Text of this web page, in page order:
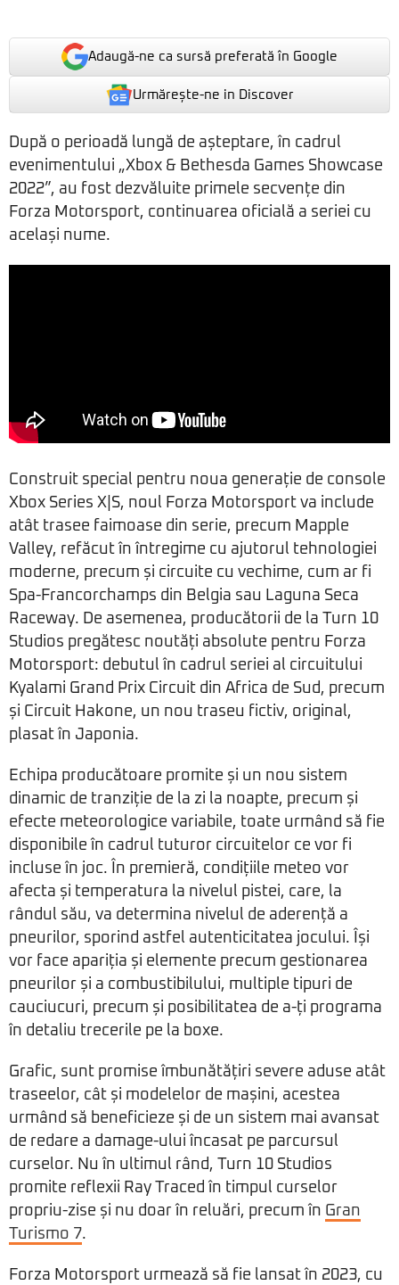
Adaugă-ne ca sursă preferată în Google
Urmărește-ne in Discover
După o perioadă lungă de așteptare, în cadrul
evenimentului „Xbox & Bethesda Games Showcase
2022”, au fost dezvăluite primele secvențe din
Forza Motorsport, continuarea oficială a seriei cu
același nume.
Construit special pentru noua generație de console
Xbox Series X|S, noul Forza Motorsport va include
atât trasee faimoase din serie, precum Mapple
Valley, refăcut în întregime cu ajutorul tehnologiei
moderne, precum și circuite cu vechime, cum ar fi
Spa-Francorchamps din Belgia sau Laguna Seca
Raceway. De asemenea, producătorii de la Turn 10
Studios pregătesc noutăți absolute pentru Forza
Motorsport: debutul în cadrul seriei al circuitului
Kyalami Grand Prix Circuit din Africa de Sud, precum
și Circuit Hakone, un nou traseu fictiv, original,
plasat în Japonia.
Echipa producătoare promite și un nou sistem
dinamic de tranziție de la zi la noapte, precum și
efecte meteorologice variabile, toate urmând să fie
disponibile în cadrul tuturor circuitelor ce vor fi
incluse în joc. În premieră, condițiile meteo vor
afecta și temperatura la nivelul pistei, care, la
rândul său, va determina nivelul de aderență a
pneurilor, sporind astfel autenticitatea jocului. Își
vor face apariția și elemente precum gestionarea
pneurilor și a combustibilului, multiple tipuri de
cauciucuri, precum și posibilitatea de a-ți programa
în detaliu trecerile pe la boxe.
Grafic, sunt promise îmbunătățiri severe aduse atât
traseelor, cât și modelelor de mașini, acestea
urmând să beneficieze și de un sistem mai avansat
de redare a damage-ului încasat pe parcursul
curselor. Nu în ultimul rând, Turn 10 Studios
promite reflexii Ray Traced în timpul curselor
propriu-zise și nu doar în reluări, precum în Gran
Turismo 7.
Forza Motorsport urmează să fie lansat în 2023, cu